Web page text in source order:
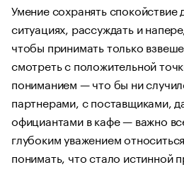
Умение сохранять
ситуациях, рассуждать и
чтобы принимать только
смотреть с положительной
пониманием — что бы ни
партнерами, с поставщиками,
официантами в кафе — важно
глубоким уважением
понимать, что стало истинной